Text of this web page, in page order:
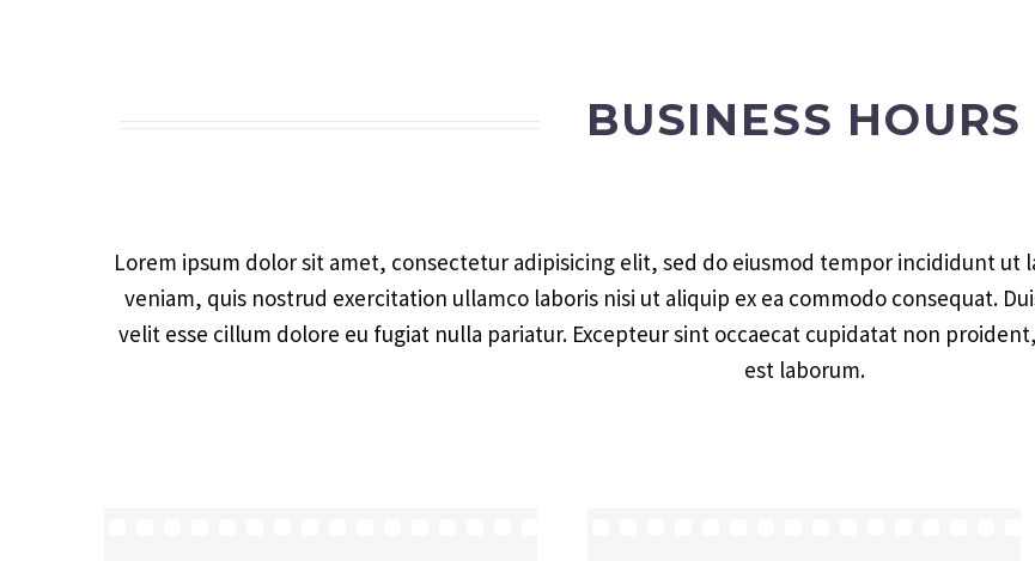
BUSINESS HOURS
Lorem ipsum dolor sit amet, consectetur adipisicing elit, sed do eiusmod tempor incididunt ut
veniam, quis nostrud exercitation ullamco laboris nisi ut aliquip ex ea commodo consequat.
velit esse cillum dolore eu fugiat nulla pariatur. Excepteur sint occaecat cupidatat non
est laborum.